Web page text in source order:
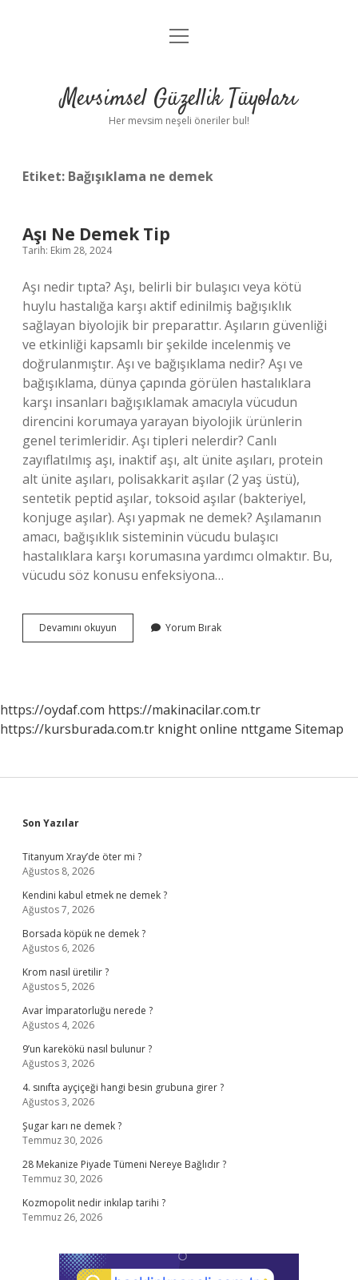
Anasayfa
Yasal Uyarı
menüyü
Mevsimsel Güzellik Tüyoları
Her mevsim neşeli öneriler bul!
Etiket: Bağışıklama ne demek
Aşı Ne Demek Tip
Tarih: Ekim 28, 2024
Aşı nedir tıpta? Aşı, belirli bir bulaşıcı veya kötü
huylu hastalığa karşı aktif edinilmiş bağışıklık
sağlayan biyolojik bir preparattır. Aşıların güvenliği
ve etkinliği kapsamlı bir şekilde incelenmiş ve
doğrulanmıştır. Aşı ve bağışıklama nedir? Aşı ve
bağışıklama, dünya çapında görülen hastalıklara
karşı insanları bağışıklamak amacıyla vücudun
direncini korumaya yarayan biyolojik ürünlerin
genel terimleridir. Aşı tipleri nelerdir? Canlı
zayıflatılmış aşı, inaktif aşı, alt ünite aşıları, protein
alt ünite aşıları, polisakkarit aşılar (2 yaş üstü),
sentetik peptid aşılar, toksoid aşılar (bakteriyel,
konjuge aşılar). Aşı yapmak ne demek? Aşılamanın
amacı, bağışıklık sisteminin vücudu bulaşıcı
hastalıklara karşı korumasına yardımcı olmaktır. Bu,
vücudu söz konusu enfeksiyona…
Devamını okuyun
Ne
Yorum Bırak
https://oydaf.com https://makinacilar.com.tr
https://kursburada.com.tr knight online nttgame Sitemap
Sidebar
Son Yazılar
Titanyum Xray’de öter mi ?
Ağustos 8, 2026
Kendini kabul etmek ne demek ?
Ağustos 7, 2026
Borsada köpük ne demek ?
Ağustos 6, 2026
Krom nasıl üretilir ?
Ağustos 5, 2026
Avar İmparatorluğu nerede ?
Ağustos 4, 2026
9’un karekökü nasıl bulunur ?
Ağustos 3, 2026
4. sınıfta ayçiçeği hangi besin grubuna girer ?
Ağustos 3, 2026
Şugar karı ne demek ?
Temmuz 30, 2026
28 Mekanize Piyade Tümeni Nereye Bağlıdır ?
Temmuz 30, 2026
Kozmopolit nedir inkılap tarihi ?
Temmuz 26, 2026